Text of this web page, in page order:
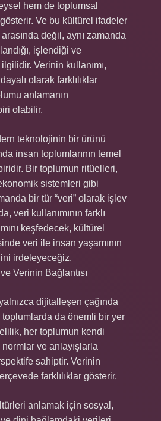
hem de toplumsal
Ve bu kültürel ifadeler
değil, aynı zamanda
işlendiği ve
ilgilidir. Verinin kullanımı,
olarak farklılıklar
anlamanın
olabilir.
teknolojinin bir ürünü
insan toplumlarının temel
Bir toplumun ritüelleri,
sistemleri gibi
bir tür “veri” olarak işlev
veri kullanımının farklı
keşfedecek, kültürel
veri ile insan yaşamının
irdeleyeceğiz.
Verinin Bağlantısı
dijitalleşen çağında
da önemli bir yer
her toplumun kendi
ve anlayışlarla
sahiptir. Verinin
farklılıklar gösterir.
anlamak için sosyal,